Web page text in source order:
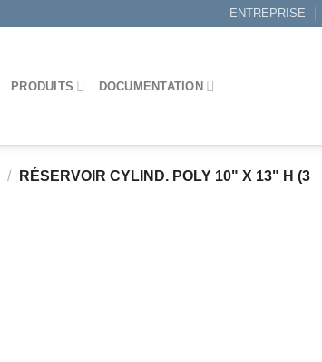
ENTREPRISE
PRODUITS DOCUMENTATION
/
RÉSERVOIR CYLIND. POLY 10" X 13" H (3